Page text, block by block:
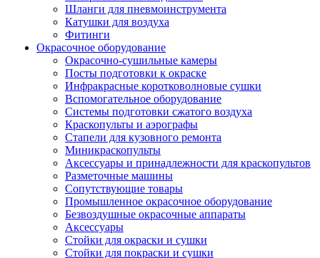
Шланги для пневмоинструмента
Катушки для воздуха
Фитинги
Окрасочное оборудование
Окрасочно-сушильные камеры
Посты подготовки к окраске
Инфракрасные коротковолновые сушки
Вспомогательное оборудование
Системы подготовки сжатого воздуха
Краскопульты и аэрографы
Стапели для кузовного ремонта
Миникраскопульты
Аксессуары и принадлежности для краскопультов
Разметочные машины
Сопутствующие товары
Промышленное окрасочное оборудование
Безвоздушные окрасочные аппараты
Аксессуары
Стойки для окраски и сушки
Стойки для покраски и сушки